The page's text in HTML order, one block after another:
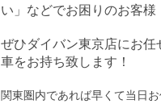
い」などでお困りのお客様
ぜひダイバン東京店にお
車をお持ち致します！
関東圏内であれば早くて当日